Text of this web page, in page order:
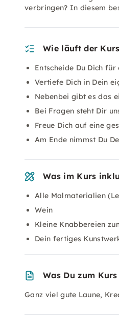
verbringen? In diesem
Wie läuft der
Entscheide Du Dich
Vertiefe Dich in Dein
Nebenbei gibt es das
Bei Fragen steht Dir
Freue Dich auf eine
Am Ende nimmst Du
Was im Kurs
Alle Malmaterialien
Wein
Kleine Knabbereien
Dein fertiges
Was Du zum
Ganz viel gute Laune,